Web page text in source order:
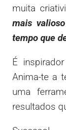
muita
mais
tempo que
É
Anima-te a
uma
resultados